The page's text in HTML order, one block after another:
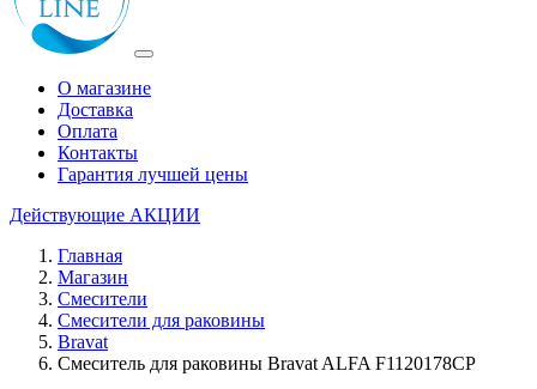
О магазине
Доставка
Оплата
Контакты
Гарантия лучшей цены
Действующие АКЦИИ
Главная
Магазин
Смесители
Смесители для раковины
Bravat
Смеситель для раковины Bravat ALFA F1120178CP